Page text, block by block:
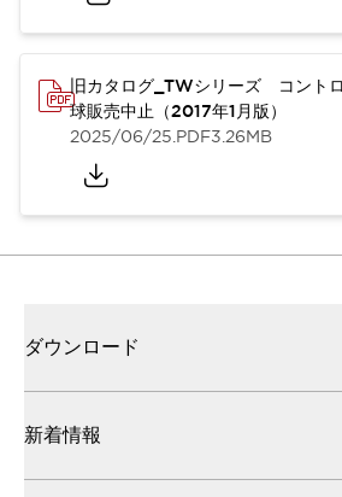
旧カタログ_TWシリーズ コント
球販売中止（2017年1月版）
2025/06/25.PDF3.26MB
ダウンロード
新着情報